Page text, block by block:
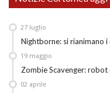
Nightborne: si rianimano
27 luglio
Zombie Scavenger:
19 maggio
02 aprile